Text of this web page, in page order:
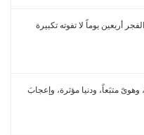
أربعين يوماً لا تفوته تكبيرة
متبَعاً، ودنيا مؤثرة، وإعجابَ